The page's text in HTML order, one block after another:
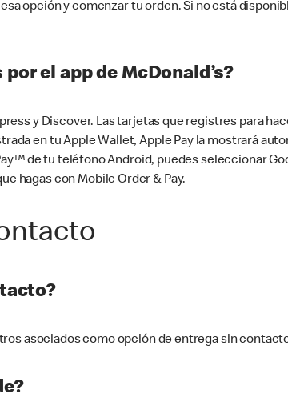
opción y comenzar tu orden. Si no está
el app de McDonald’s?
y Discover. Las tarjetas que registres para
en tu Apple Wallet, Apple Pay la mostrará
de tu teléfono Android, puedes seleccionar
hagas con Mobile Order & Pay.
asociados como opción de entrega sin